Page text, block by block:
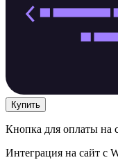
Купить
Кнопка для оплаты на
Интеграция на сайт с